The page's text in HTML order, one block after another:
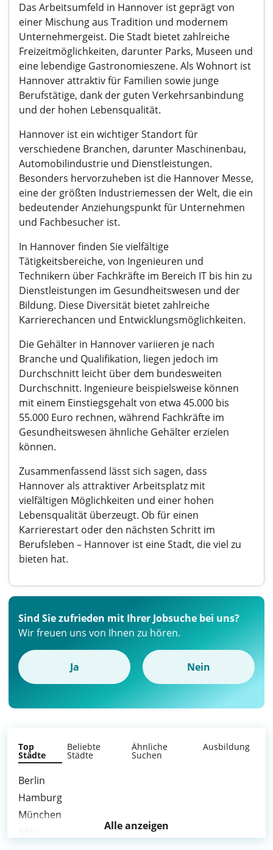
Das Arbeitsumfeld in Hannover ist geprägt von
einer Mischung aus Tradition und modernem
Unternehmergeist. Die Stadt bietet zahlreiche
Freizeitmöglichkeiten, darunter Parks, Museen und
eine lebendige Gastronomieszene. Als Wohnort ist
Hannover attraktiv für Familien sowie junge
Berufstätige, dank der guten Verkehrsanbindung
und der hohen Lebensqualität.
Hannover ist ein wichtiger Standort für
verschiedene Branchen, darunter Maschinenbau,
Automobilindustrie und Dienstleistungen.
Besonders hervorzuheben ist die Hannover Messe,
eine der größten Industriemessen der Welt, die ein
bedeutender Anziehungspunkt für Unternehmen
und Fachbesucher ist.
In Hannover finden Sie vielfältige
Tätigkeitsbereiche, von Ingenieuren und
Technikern über Fachkräfte im Bereich IT bis hin zu
Dienstleistungen im Gesundheitswesen und der
Bildung. Diese Diversität bietet zahlreiche
Karrierechancen und Entwicklungsmöglichkeiten.
Die Gehälter in Hannover variieren je nach
Branche und Qualifikation, liegen jedoch im
Durchschnitt leicht über dem bundesweiten
Durchschnitt. Ingenieure beispielsweise können
mit einem Einstiegsgehalt von etwa 45.000 bis
55.000 Euro rechnen, während Fachkräfte im
Gesundheitswesen ähnliche Gehälter erzielen
können.
Zusammenfassend lässt sich sagen, dass
Hannover als attraktiver Arbeitsplatz mit
vielfältigen Möglichkeiten und einer hohen
Lebensqualität überzeugt. Ob für einen
Karrierestart oder den nächsten Schritt im
Berufsleben – Hannover ist eine Stadt, die viel zu
bieten hat.
Sind Sie zufrieden mit Ihrer Jobsuche bei uns?
Wir freuen uns von Ihnen zu hören.
Ja Nein
Top
Städte
Beliebte
Städte
Ähnliche
Suchen
Ausbildung
Berlin
Hamburg
München
Alle anzeigen